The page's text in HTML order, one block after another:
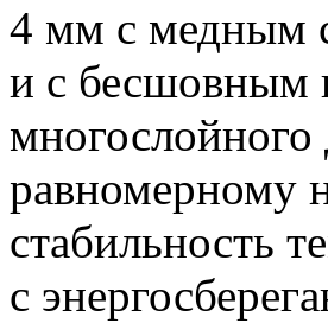
4 мм с медным
и с бесшовным
многослойного
равномерному
стабильность
с